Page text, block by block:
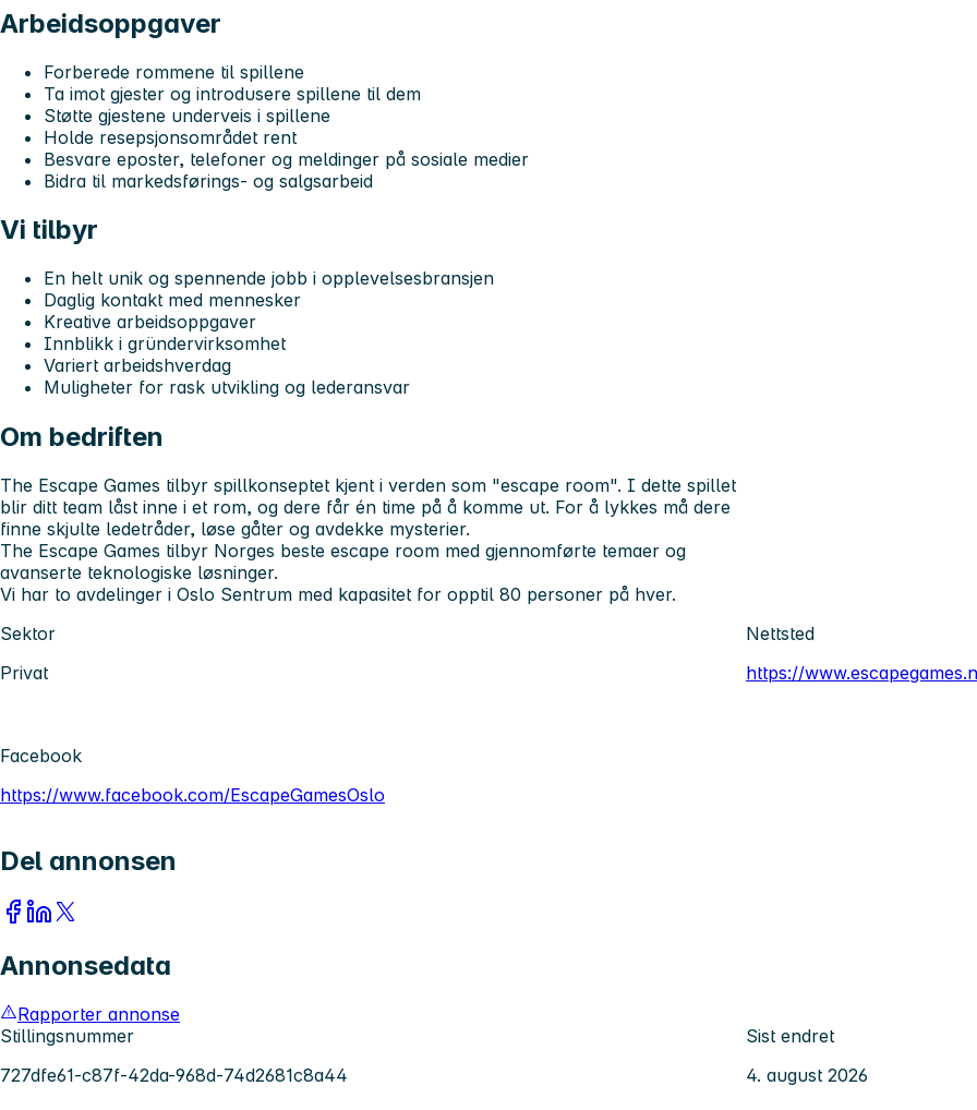
Arbeidsoppgaver
Forberede rommene til spillene
Ta imot gjester og introdusere spillene til dem
Støtte gjestene underveis i spillene
Holde resepsjonsområdet rent
Besvare eposter, telefoner og meldinger på sosiale medier
Bidra til markedsførings- og salgsarbeid
Vi tilbyr
En helt unik og spennende jobb i opplevelsesbransjen
Daglig kontakt med mennesker
Kreative arbeidsoppgaver
Innblikk i gründervirksomhet
Variert arbeidshverdag
Muligheter for rask utvikling og lederansvar
Om bedriften
The Escape Games tilbyr spillkonseptet kjent i verden som "escape room". I dette spillet
blir ditt team låst inne i et rom, og dere får én time på å komme ut. For å lykkes må dere
finne skjulte ledetråder, løse gåter og avdekke mysterier.
The Escape Games tilbyr Norges beste escape room med gjennomførte temaer og
avanserte teknologiske løsninger.
Vi har to avdelinger i Oslo Sentrum med kapasitet for opptil 80 personer på hver.
Sektor
Privat
Nettsted
https://
Facebook
https://www.facebook.com/EscapeGamesOslo
Del annonsen
Annonsedata
Rapporter annonse
Stillingsnummer
727dfe61-c87f-42da-968d-74d2681c8a44
Sist endret
4. august 2026